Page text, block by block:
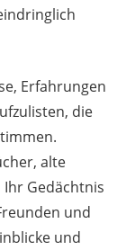
Erfahrungen
die
alte
Gedächtnis
und
und